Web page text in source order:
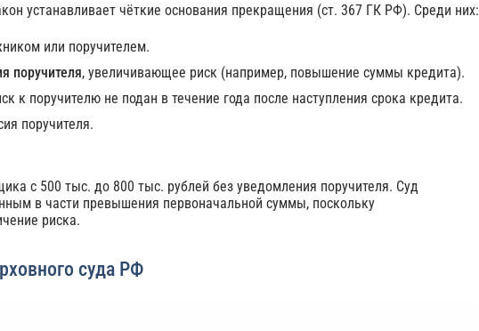
устанавливает чёткие основания прекращения (ст. 367 ГК РФ). Среди них:
или поручителем.
поручителя, увеличивающее риск (например, повышение суммы кредита).
к поручителю не подан в течение года после наступления срока кредита.
поручителя.
с 500 тыс. до 800 тыс. рублей без уведомления поручителя. Суд
в части превышения первоначальной суммы, поскольку
риска.
суда РФ